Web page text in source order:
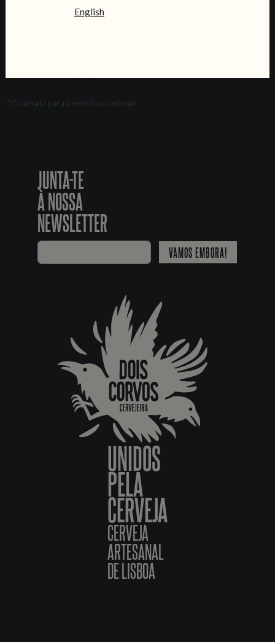
*Chamada para a rede fixa nacional
JUNTA-TE
À NOSSA
NEWSLETTER
VAMOS EMBORA!
UNIDOS
PELA
CERVEJA
CERVEJA
ARTESANAL
DE LISBOA
English